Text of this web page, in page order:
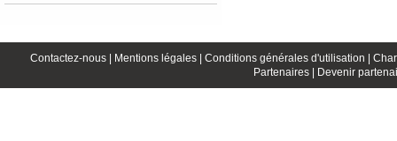
Contactez-nous | Mentions légales | Conditions générales d'utilisation |
Partenaires |
Devenir